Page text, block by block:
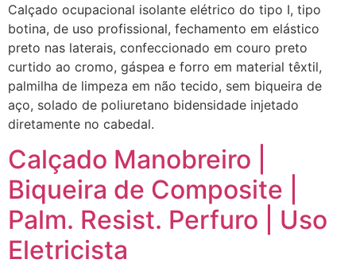
Calçado ocupacional isolante elétrico do tipo I, tipo
botina, de uso profissional, fechamento em elástico
preto nas laterais, confeccionado em couro preto
curtido ao cromo, gáspea e forro em material têxtil,
palmilha de limpeza em não tecido, sem biqueira de
aço, solado de poliuretano bidensidade injetado
diretamente no cabedal.
Calçado Manobreiro |
Biqueira de Composite |
Palm. Resist. Perfuro | Uso
Eletricista